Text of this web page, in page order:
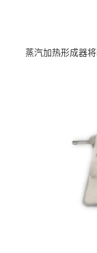
蒸汽加热形成器